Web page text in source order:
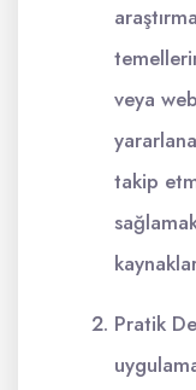
veya
takip
Pratik